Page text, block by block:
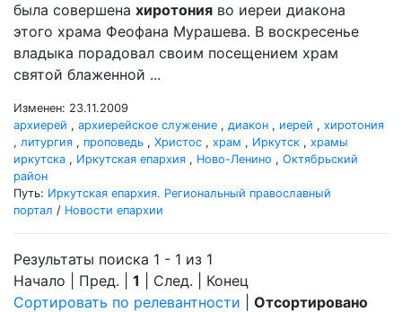
была совершена хиротония во иереи диакона
этого храма Феофана Мурашева. В воскресенье
владыка порадовал своим посещением храм
святой блаженной ...
Изменен: 23.11.2009
архиерей , архиерейское служение , диакон , иерей , хиротония
, литургия , проповедь , Христос , храм , Иркутск , храмы
иркутска , Иркутская епархия , Ново-Ленино , Октябрьский
район
Путь: Иркутская епархия. Региональный православный
портал / Новости епархии
Результаты поиска 1 - 1 из 1
Начало | Пред. | 1 | След. | Конец
Сортировать по релевантности
Отсортировано